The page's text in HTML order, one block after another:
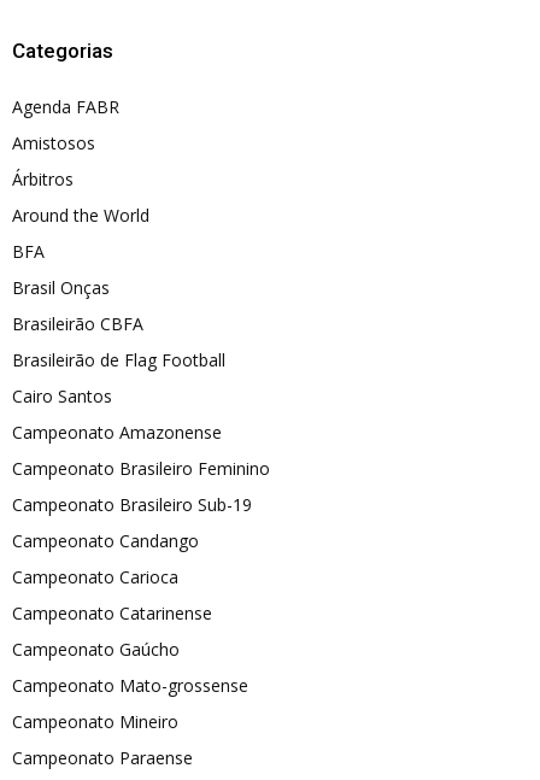
Categorias
Agenda FABR
Amistosos
Árbitros
Around the World
BFA
Brasil Onças
Brasileirão CBFA
Brasileirão de Flag Football
Cairo Santos
Campeonato Amazonense
Campeonato Brasileiro Feminino
Campeonato Brasileiro Sub-19
Campeonato Candango
Campeonato Carioca
Campeonato Catarinense
Campeonato Gaúcho
Campeonato Mato-grossense
Campeonato Mineiro
Campeonato Paraense